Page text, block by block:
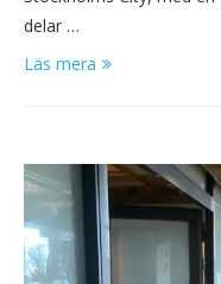
delar …
Läs mera